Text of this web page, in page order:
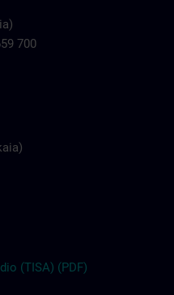
700
(TISA) (PDF)